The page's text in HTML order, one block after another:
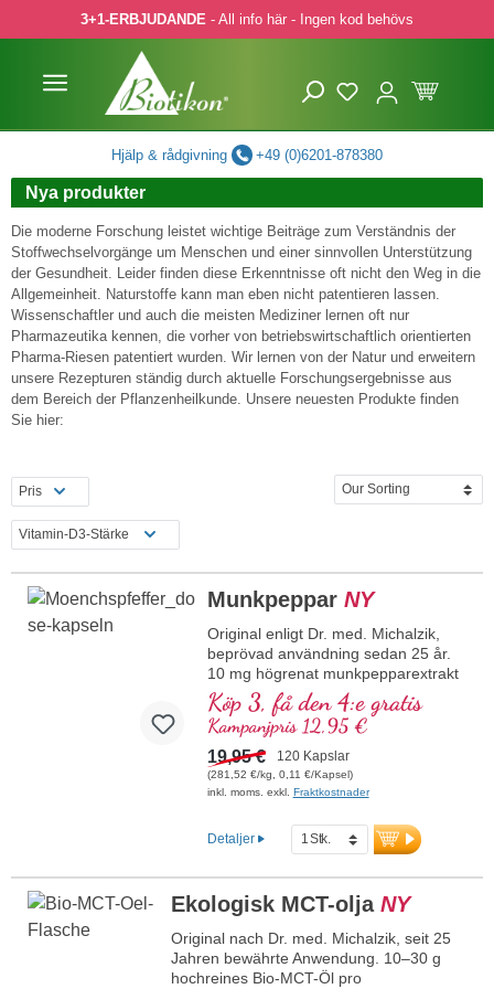
till huvudinnehåll
Hoppa till sökning
Hoppa till huvudnavigering
3+1-ERBJUDANDE - All info här - Ingen kod behövs
Hjälp & rådgivning +49 (0)6201-878380
Nya produkter
Die moderne Forschung leistet wichtige Beiträge zum Verständnis der
Stoffwechselvorgänge um Menschen und einer sinnvollen Unterstützung
der Gesundheit. Leider finden diese Erkenntnisse oft nicht den Weg in die
Allgemeinheit. Naturstoffe kann man eben nicht patentieren lassen.
Wissenschaftler und auch die meisten Mediziner lernen oft nur
Pharmazeutika kennen, die vorher von betriebswirtschaftlich orientierten
Pharma-Riesen patentiert wurden. Wir lernen von der Natur und erweitern
unsere Rezepturen ständig durch aktuelle Forschungsergebnisse aus
dem Bereich der Pflanzenheilkunde. Unsere neuesten Produkte finden
Sie hier:
Pris
Vitamin-D3-Stärke
Munkpeppar NY
Original enligt Dr. med. Michalzik,
beprövad användning sedan 25 år.
10 mg högrenat munkpepparextrakt
(Vitex agnus-castus) med 5 % vitexin
per kapsel och dagsdos.
Högkvalitativt munkpepparextrakt
framställt av noggrant utvalda frukter
från växten Vitex agnus-castus. Den
standardiserade halten på 5 %
och konsekvent renhet. Produkten
övertygar genom sitt naturliga
bearbetningen till ett växtextrakt av
högsta kvalitet.
Hypoallergena veganska
kapselhöljen, tillverkade utan PEG
och utan karragenan.
Köp 3, få den 4:e gratis
Kampanjpris 12,95 €
19,95 € 120 Kapslar
(281,52 €/kg, 0,11 €/Kapsel)
inkl. moms. exkl. Fraktkostnader
Detaljer
Ekologisk MCT-olja NY
Original nach Dr. med. Michalzik, seit 25
Jahren bewährte Anwendung. 10–30 g
hochreines Bio-MCT-Öl pro